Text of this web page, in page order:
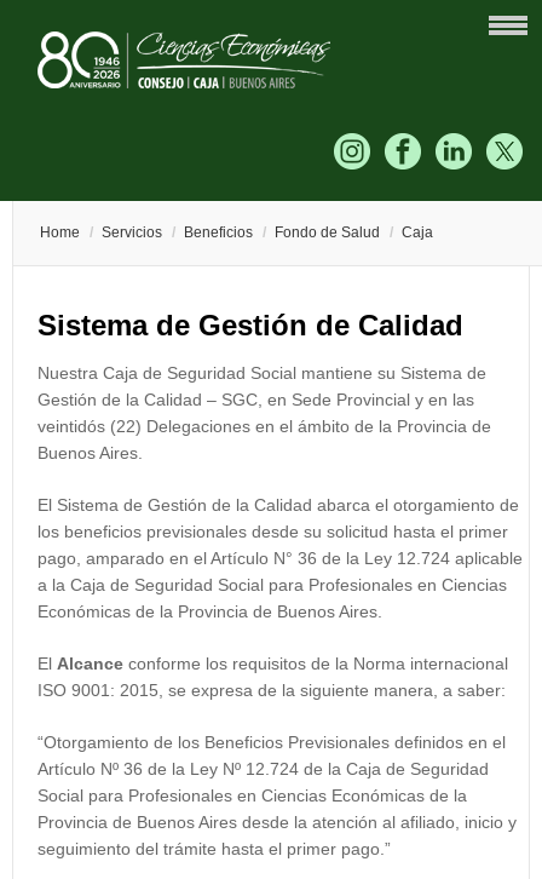
Home / Servicios / Beneficios / Fondo de Salud / Caja
Sistema de Gestión de Calidad
Nuestra Caja de Seguridad Social mantiene su Sistema de
Gestión de la Calidad – SGC, en Sede Provincial y en las
veintidós (22) Delegaciones en el ámbito de la Provincia de
Buenos Aires.
El Sistema de Gestión de la Calidad abarca el otorgamiento de
los beneficios previsionales desde su solicitud hasta el primer
pago, amparado en el Artículo N° 36 de la Ley 12.724 aplicable
a la Caja de Seguridad Social para Profesionales en Ciencias
Económicas de la Provincia de Buenos Aires.
El Alcance conforme los requisitos de la Norma internacional
ISO 9001: 2015, se expresa de la siguiente manera, a saber:
“Otorgamiento de los Beneficios Previsionales definidos en el
Artículo Nº 36 de la Ley Nº 12.724 de la Caja de Seguridad
Social para Profesionales en Ciencias Económicas de la
Provincia de Buenos Aires desde la atención al afiliado, inicio y
seguimiento del trámite hasta el primer pago.”